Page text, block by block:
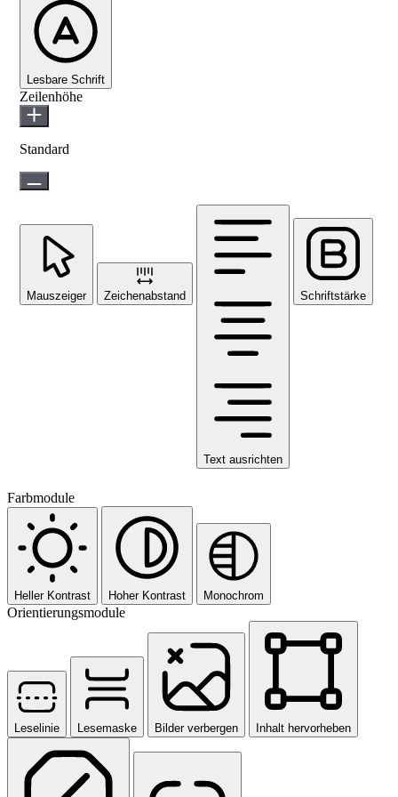
Lesbare Schrift
Zeilenhöhe
Standard
Mauszeiger Zeichenabstand
Text ausrichten
Schriftstärke
Farbmodule
Heller Kontrast Hoher Kontrast Monochrom
Orientierungsmodule
Leselinie Lesemaske Bilder verbergen Inhalt hervorheben